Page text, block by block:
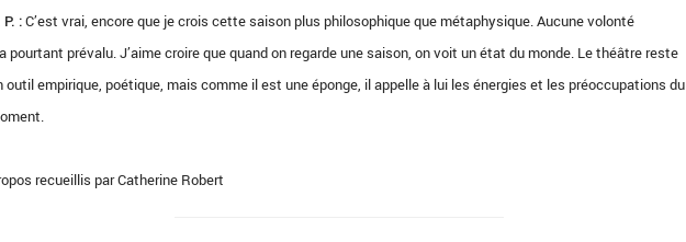
P. :C’est vrai, encore que je crois cette saison plus philosophique que métaphysique. Aucune volonté
pourtant prévalu. J’aime croire que quand on regarde une saison, on voit un état du monde. Le théâtre reste
outil empirique, poétique, mais comme il est une éponge, il appelle à lui les énergies et les préoccupations du
recueillis par Catherine Robert